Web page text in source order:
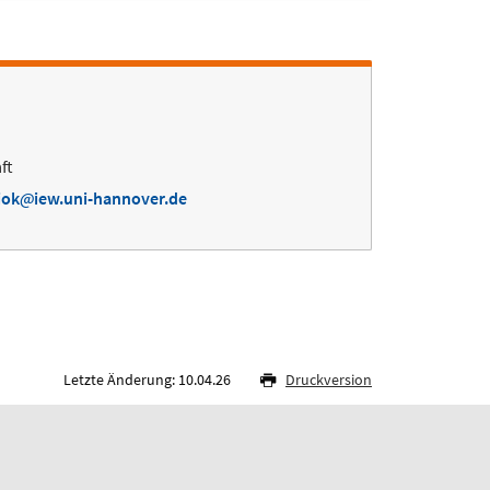
iew.uni-hannover.de
Letzte Änderung: 10.04.26 Druckversion